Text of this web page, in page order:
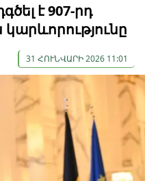
է 907-րդ
31 ՀՈՒՆՎԱՐԻ 2026 11:01